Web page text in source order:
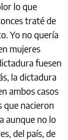
lo que
traté de
Yo no quería
mujeres
fuesen
la dictadura
ambos casos
que nacieron
aunque no lo
del país, de